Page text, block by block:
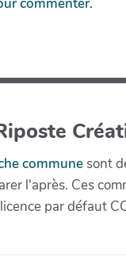
commenter.
communesont
l'après. Ces
par défaut